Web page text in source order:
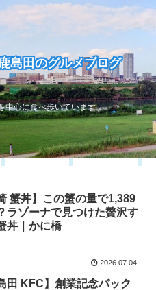
島田のグルメブログ
中心に食べ歩いています
蟹丼】この蟹の量で1,389
ラゾーナで見つけた贅沢す
丼｜かに橋
2026.07.04
田 KFC】創業記念パック